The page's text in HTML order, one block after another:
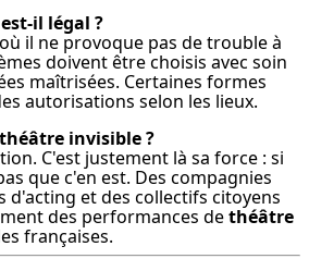
il légal ?
il ne provoque pas de trouble à
doivent être choisis avec soin
maîtrisées. Certaines formes
autorisations selon les lieux.
invisible ?
C'est justement là sa force : si
que c'en est. Des compagnies
d'acting et des collectifs citoyens
des performances de théâtre
françaises.